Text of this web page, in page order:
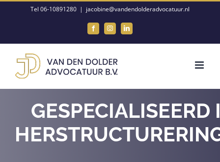
Tel 06-10891280 | jacobine@vandendolderadvocatuur.nl
FacebookInstagramLinkedIn
GESPECIALISEERD